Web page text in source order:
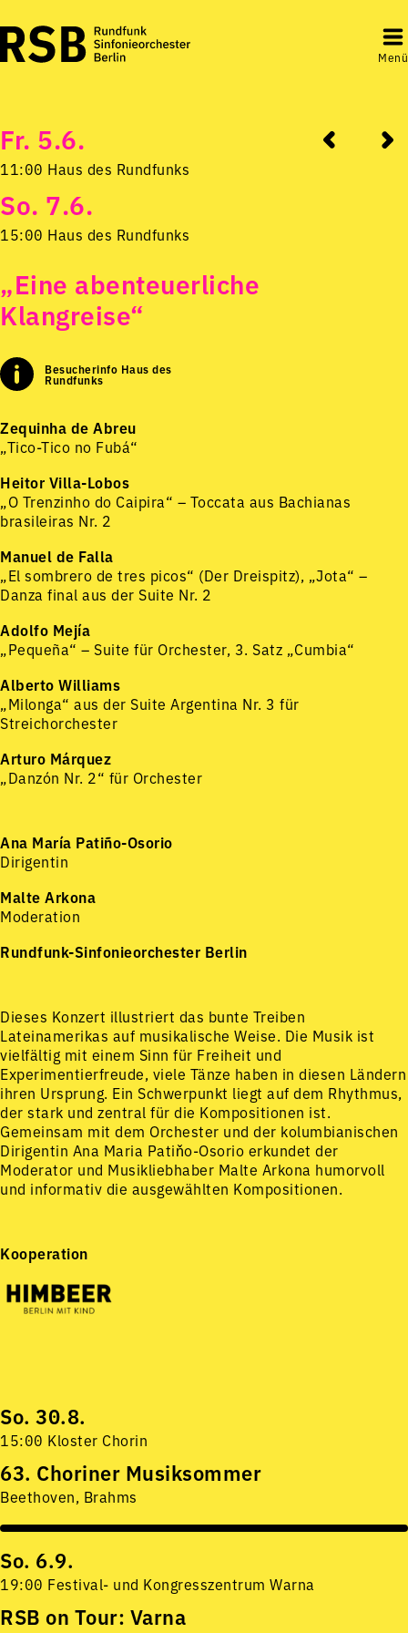
Menü
Fr. 5.6.
11:00 Haus des Rundfunks
So. 7.6.
15:00 Haus des Rundfunks
„Eine abenteuerliche
Klangreise“
Besucherinfo Haus des
Rundfunks
Zequinha de Abreu
„Tico-Tico no Fubá“
Heitor Villa-Lobos
„O Trenzinho do Caipira“ – Toccata aus Bachianas
brasileiras Nr. 2
Manuel de Falla
„El sombrero de tres picos“ (Der Dreispitz), „Jota“ –
Danza final aus der Suite Nr. 2
Adolfo Mejía
„Pequeña“ – Suite für Orchester, 3. Satz „Cumbia“
Alberto Williams
„Milonga“ aus der Suite Argentina Nr. 3 für
Streichorchester
Arturo Márquez
„Danzón Nr. 2“ für Orchester
Ana María Patiño-Osorio
Dirigentin
Malte Arkona
Moderation
Rundfunk-Sinfonieorchester Berlin
Dieses Konzert illustriert das bunte Treiben
Lateinamerikas auf musikalische Weise. Die Musik ist
vielfältig mit einem Sinn für Freiheit und
Experimentierfreude, viele Tänze haben in diesen Ländern
ihren Ursprung. Ein Schwerpunkt liegt auf dem Rhythmus,
der stark und zentral für die Kompositionen ist.
Gemeinsam mit dem Orchester und der kolumbianischen
Dirigentin Ana Maria Patiňo-Osorio erkundet der
Moderator und Musikliebhaber Malte Arkona humorvoll
und informativ die ausgewählten Kompositionen.
Kooperation
So. 30.8.
15:00 Kloster Chorin
63. Choriner Musiksommer
Beethoven, Brahms
So. 6.9.
19:00 Festival- und Kongresszentrum Warna
RSB on Tour: Varna